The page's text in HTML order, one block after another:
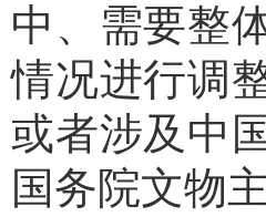
中、需要整
情况进行调
或者涉及中
国务院文物